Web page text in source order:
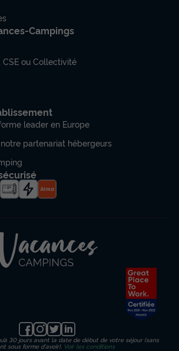
Campings
CSE ou Collectivité
leader en Europe
partenariat hébergeurs
30 jours avant la date de début de votre séjour (sans
sous forme d'avoir). Voir les conditions